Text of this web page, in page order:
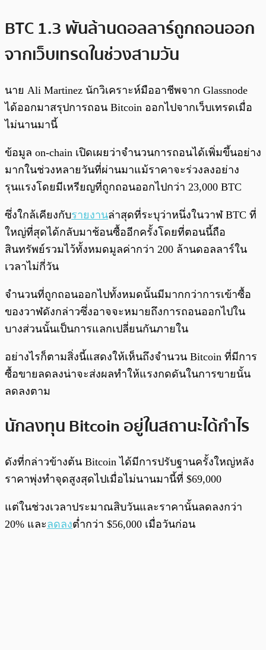
BTC 1.3 พันล้านดอลลาร์ถูกถอนออก
จากเว็บเทรดในช่วงสามวัน
นาย Ali Martinez นักวิเคราะห์มืออาชีพจาก Glassnode
ได้ออกมาสรุปการถอน Bitcoin ออกไปจากเว็บเทรดเมื่อ
ไม่นานมานี้
ข้อมูล on-chain เปิดเผยว่าจำนวนการถอนได้เพิ่มขึ้นอย่าง
มากในช่วงหลายวันที่ผ่านมาแม้ราคาจะร่วงลงอย่าง
รุนแรงโดยมีเหรียญที่ถูกถอนออกไปกว่า 23,000 BTC
ซึ่งใกล้เคียงกับรายงานล่าสุดที่ระบุว่าหนึ่งในวาฬ BTC ที่
ใหญ่ที่สุดได้กลับมาช้อนซื้ออีกครั้งโดยที่ตอนนี้ถือ
สินทรัพย์รวมไว้ทั้งหมดมูลค่ากว่า 200 ล้านดอลลาร์ใน
เวลาไม่กี่วัน
จำนวนที่ถูกถอนออกไปทั้งหมดนั้นมีมากกว่าการเข้าซื้อ
ของวาฬดังกล่าวซึ่งอาจจะหมายถึงการถอนออกไปใน
บางส่วนนั้นเป็นการแลกเปลี่ยนกันภายใน
อย่างไรก็ตามสิ่งนี้แสดงให้เห็นถึงจำนวน Bitcoin ที่มีการ
ซื้อขายลดลงน่าจะส่งผลทำให้แรงกดดันในการขายนั้น
ลดลงตาม
นักลงทุน Bitcoin อยู่ในสถานะได้กำไร
ดังที่กล่าวข้างต้น Bitcoin ได้มีการปรับฐานครั้งใหญ่หลัง
ราคาพุ่งทำจุดสูงสุดไปเมื่อไม่นานมานี้ที่ $69,000
แต่ในช่วงเวลาประมาณสิบวันและราคานั้นลดลงกว่า
20% และลดลงต่ำกว่า $56,000 เมื่อวันก่อน